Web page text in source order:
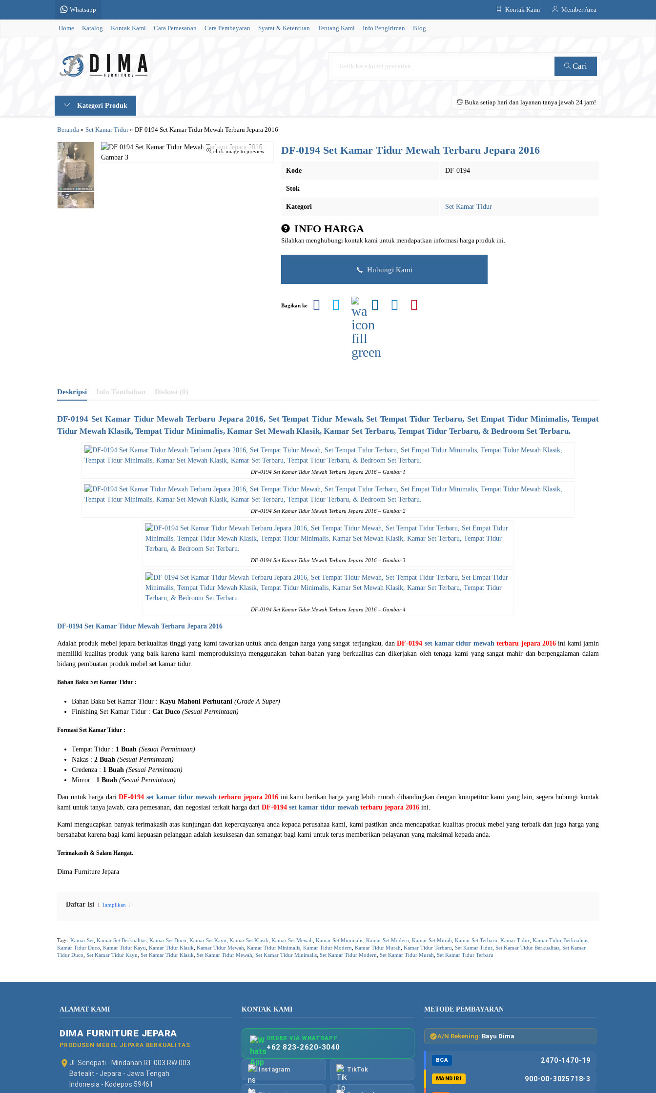
Whatsapp Kontak Kami Member Area
Home Katalog Kontak Kami Cara Pemesanan Cara Pembayaran Syarat & Ketentuan Tentang Kami Info Pengiriman Blog
Cari
Kategori Produk Buka setiap hari dan layanan tanya jawab 24 jam!
Beranda » Set Kamar Tidur» DF-0194 Set Kamar Tidur Mewah Terbaru Jepara 2016
click image to preview DF-0194 Set Kamar Tidur Mewah Terbaru Jepara 2016
Kode DF-0194
Stok
Kategori Set Kamar Tidur
INFO HARGA
Silahkan menghubungi kontak kami untuk mendapatkan informasi harga produk ini.
Hubungi Kami
Bagikan ke
Deskripsi Info Tambahan Diskusi (0)
DF-0194 Set Kamar Tidur MewahTerbaru Jepara 2016, Set Tempat Tidur Mewah, Set Tempat Tidur Terbaru, Set Empat Tidur Minimalis, Tempat
Tidur Mewah Klasik, Tempat Tidur Minimalis, Kamar Set Mewah Klasik, Kamar Set Terbaru, Tempat Tidur Terbaru, & Bedroom Set Terbaru.
DF-0194 Set Kamar Tidur Mewah Terbaru Jepara 2016 – Gambar 1
DF-0194 Set Kamar Tidur Mewah Terbaru Jepara 2016 – Gambar 2
DF-0194 Set Kamar Tidur Mewah Terbaru Jepara 2016 – Gambar 3
DF-0194 Set Kamar Tidur Mewah Terbaru Jepara 2016 – Gambar 4
DF-0194 Set Kamar Tidur Mewah Terbaru Jepara 2016
Adalah produk mebel jepara berkualitas tinggi yang kami tawarkan untuk anda dengan harga yang sangat terjangkau, danDF-0194 set kamar tidur mewahterbaru jepara 2016ini kami jamin
memiliki kualitas produk yang baik karena kami memproduksinya menggunakan bahan-bahan yang berkualitas dan dikerjakan oleh tenaga kami yang sangat mahir dan berpengalaman dalam
bidang pembuatan produk mebel set kamar tidur.
Bahan Baku Set Kamar Tidur :
Bahan Baku Set Kamar Tidur : Kayu Mahoni Perhutani (Grade A Super)
Finishing Set Kamar Tidur : Cat Duco (Sesuai Permintaan)
Formasi Set Kamar Tidur :
Tempat Tidur : 1 Buah (Sesuai Permintaan)
Nakas : 2 Buah (Sesuai Permintaan)
Credenza : 1 Buah (Sesuai Permintaan)
Mirror : 1 Buah (Sesuai Permintaan)
Dan untuk harga dariDF-0194 set kamar tidur mewah terbaru jepara 2016 ini kami berikan harga yang lebih murah dibandingkan dengan kompetitor kami yang lain, segera hubungi kontak
kami untuk tanya jawab, cara pemesanan, dan negosiasi terkait harga dari DF-0194 set kamar tidur mewah terbaru jepara 2016 ini.
Kami mengucapkan banyak terimakasih atas kunjungan dan kepercayaanya anda kepada perusahaa kami, kami pastikan anda mendapatkan kualitas produk mebel yang terbaik dan juga harga yang
bersahabat karena bagi kami kepuasan pelanggan adalah kesuksesan dan semangat bagi kami untuk terus memberikan pelayanan yang maksimal kepada anda.
Terimakasih & Salam Hangat.
Dima Furniture Jepara
Daftar Isi Tampilkan
Tags: Kamar Set Kamar Set Berkualitas Kamar Set Duco Kamar Set Kayu Kamar Set Klasik Kamar Set Mewah Kamar Set Minimalis Kamar Set Modern Kamar Set Murah Kamar Set Terbaru Kamar Tidur Kamar Tidur Berkualitas
Kamar Tidur Duco Kamar Tidur Kayu Kamar Tidur Klasik Kamar Tidur Mewah Kamar Tidur Minimalis Kamar Tidur Modern Kamar Tidur Murah Kamar Tidur Terbaru Set Kamar Tidur Set Kamar Tidur Berkualitas Set Kamar
Tidur Duco Set Kamar Tidur Kayu Set Kamar Tidur Klasik Set Kamar Tidur Mewah Set Kamar Tidur Minimalis Set Kamar Tidur Modern Set Kamar Tidur Murah Set Kamar Tidur Terbaru
ALAMAT KAMI
DIMA FURNITURE JEPARA
PRODUSEN MEBEL JEPARA BERKUALITAS
Jl. Senopati - Mindahan RT 003 RW 003
Batealit - Jepara - Jawa Tengah
Indonesia - Kodepos 59461
KONTAK KAMI
ORDER VIA WHATSAPP
+62 823-2620-3040
Instagram TikTok
METODE PEMBAYARAN
A/N Rekening: Bayu Dima
BCA 2470-1470-19
MANDIRI 900-00-3025718-3